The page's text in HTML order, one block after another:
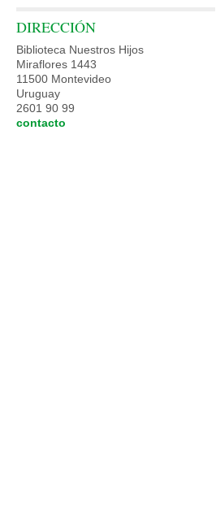
DIRECCIÓN
Biblioteca Nuestros Hijos
Miraflores 1443
11500 Montevideo
Uruguay
2601 90 99
contacto